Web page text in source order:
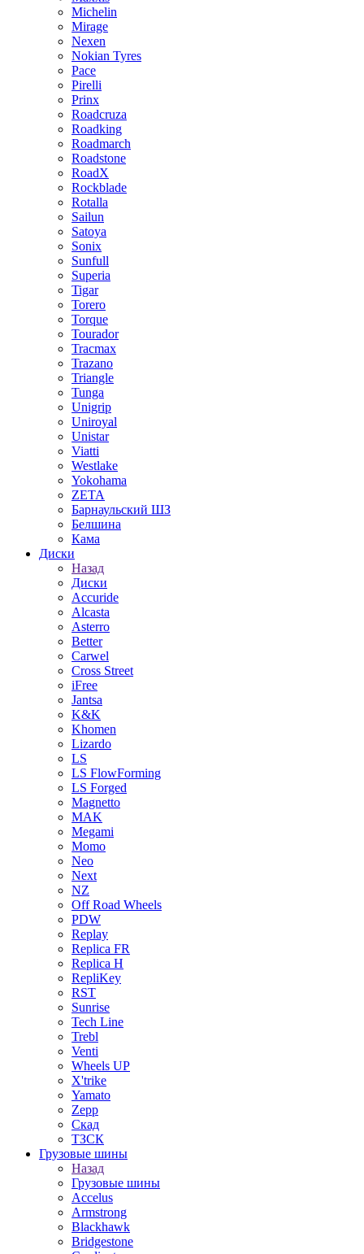
Michelin
Mirage
Nexen
Nokian Tyres
Pace
Pirelli
Prinx
Roadcruza
Roadking
Roadmarch
Roadstone
RoadX
Rockblade
Rotalla
Sailun
Satoya
Sonix
Sunfull
Superia
Tigar
Torero
Torque
Tourador
Tracmax
Trazano
Triangle
Tunga
Unigrip
Uniroyal
Unistar
Viatti
Westlake
Yokohama
ZETA
Барнаульский ШЗ
Белшина
Кама
Диски
Назад
Диски
Accuride
Alcasta
Asterro
Better
Carwel
Cross Street
iFree
Jantsa
K&K
Khomen
Lizardo
LS
LS FlowForming
LS Forged
Magnetto
MAK
Megami
Momo
Neo
Next
NZ
Off Road Wheels
PDW
Replay
Replica FR
Replica H
RepliKey
RST
Sunrise
Tech Line
Trebl
Venti
Wheels UP
X'trike
Yamato
Zepp
Скад
ТЗСК
Грузовые шины
Назад
Грузовые шины
Accelus
Armstrong
Blackhawk
Bridgestone